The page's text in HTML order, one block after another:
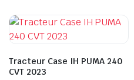
Tracteur Case IH PUMA 240
CVT 2023